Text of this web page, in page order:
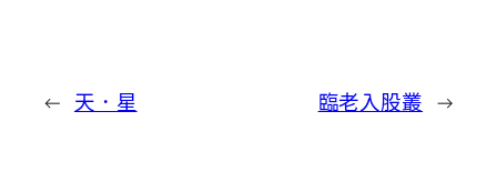
← 天．星 臨老入股叢 →